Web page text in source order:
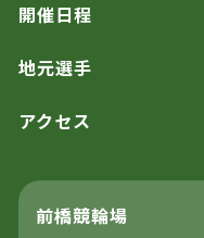
開催日程
地元選手
アクセス
前橋競輪場